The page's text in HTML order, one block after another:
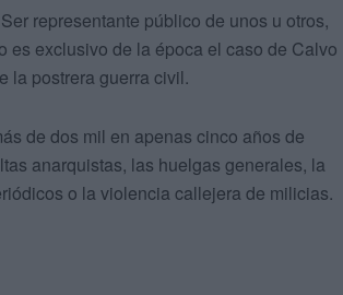
representante público de unos u otros,
es exclusivo de la época el caso de Calvo
la postrera guerra civil.
de dos mil en apenas cinco años de
anarquistas, las huelgas generales, la
o la violencia callejera de milicias.